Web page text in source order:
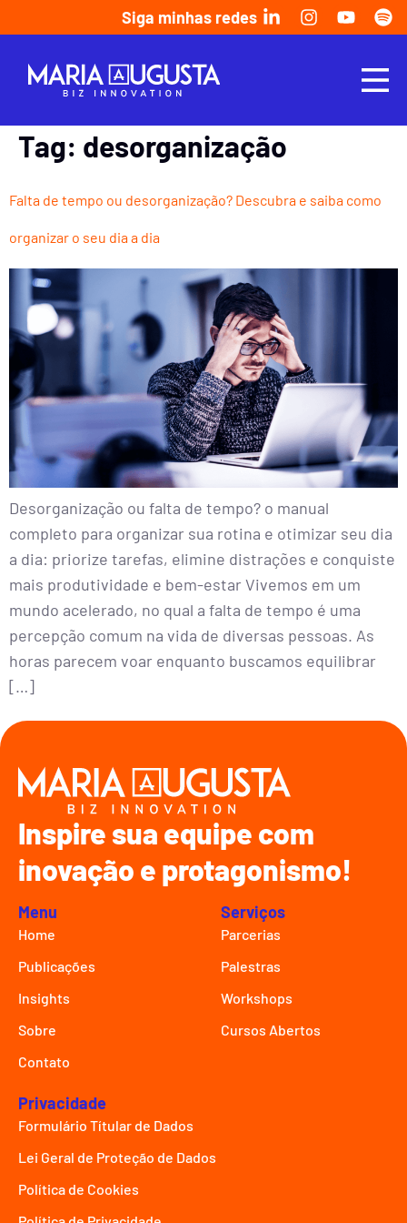
Siga minhas redes
Tag: desorganização
Falta de tempo ou desorganização? Descubra e saiba como
organizar o seu dia a dia
Desorganização ou falta de tempo? o manual
completo para organizar sua rotina e otimizar seu dia
a dia: priorize tarefas, elimine distrações e conquiste
mais produtividade e bem-estar Vivemos em um
mundo acelerado, no qual a falta de tempo é uma
percepção comum na vida de diversas pessoas. As
horas parecem voar enquanto buscamos equilibrar
[…]
Inspire sua equipe com
inovação e protagonismo!
Menu
Home
Publicações
Insights
Sobre
Contato
Serviços
Parcerias
Palestras
Workshops
Cursos Abertos
Privacidade
Formulário Títular de Dados
Lei Geral de Proteção de Dados
Política de Cookies